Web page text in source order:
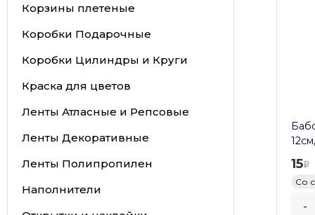
15
Со
-
Корзины плетеные
Коробки Подарочные
Коробки Цилиндры и Круги
Краска для цветов
Ленты Атласные и Репсовые
Ленты Декоративные
Ленты Полипропилен
Наполнители